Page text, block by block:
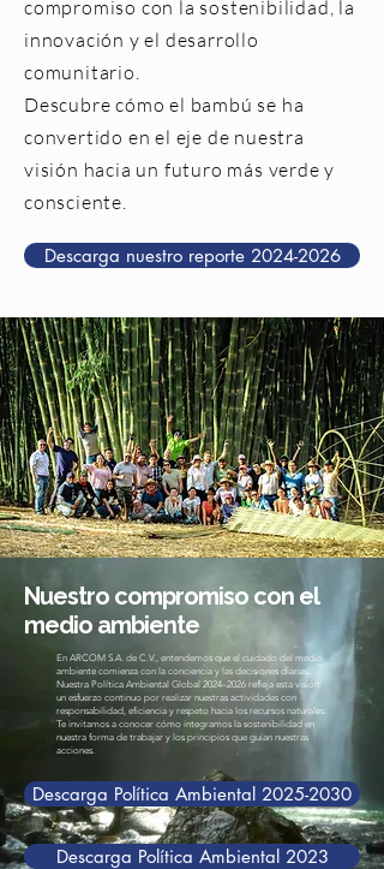
compromiso con la sostenibilidad, la
innovación y el desarrollo
comunitario.
Descubre cómo el bambú se ha
convertido en el eje de nuestra
visión hacia un futuro más verde y
consciente.
Descarga nuestro reporte 2024-2026
Nuestro compromiso con el
medio ambiente
En ARCOM S.A. de C.V., entendemos que el cuidado del medio
ambiente comienza con la conciencia y las decisiones diarias.
Nuestra Política Ambiental Global 2024–2026 refleja esta visión:
un esfuerzo continuo por realizar nuestras actividades con
responsabilidad, eficiencia y respeto hacia los recursos naturales.
Te invitamos a conocer cómo integramos la sostenibilidad en
nuestra forma de trabajar y los principios que guían nuestras
acciones.
Descarga Política Ambiental 2025-2030
Descarga Política Ambiental 2023